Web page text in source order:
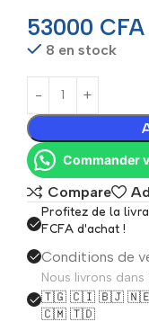
53000 CFA
8 en stock
Commander
Compare
Profitez de la
FCFA d'achat !
Conditions de
Nous livrons dans
🇹🇬 🇨🇮 🇧🇯
🇨🇲 🇹🇩